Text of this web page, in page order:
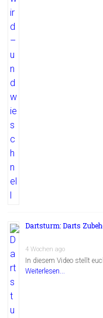
Dartsturm: Darts
4 Wochen ago
In diesem Video stellt
Weiterlesen...